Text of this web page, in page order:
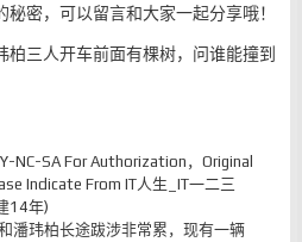
密，可以留言和大家一起分享哦！
柏三人开车前面有棵树，问谁能撞到
NC-SAFor Authorization，Original
Indicate From IT人生_IT一二三
14年)
潘玮柏长途跋涉非常累，现有一辆